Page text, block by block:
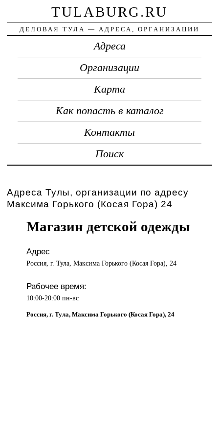
TULABURG.RU
ДЕЛОВАЯ ТУЛА — АДРЕСА, ОРГАНИЗАЦИИ
Адреса
Организации
Карта
Как попасть в каталог
Контакты
Поиск
Адреса Тулы, организации по адресу
Максима Горького (Косая Гора) 24
Магазин детской одежды
Адрес
Россия, г. Тула, Максима Горького (Косая Гора), 24
Рабочее время:
10:00-20:00 пн-вс
Россия, г. Тула, Максима Горького (Косая Гора), 24